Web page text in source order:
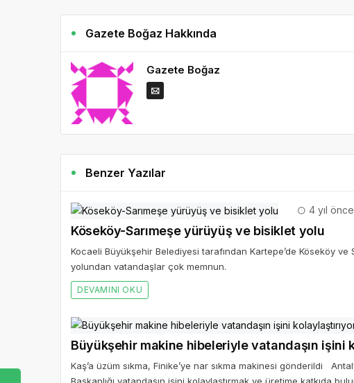
Gazete Boğaz Hakkında
Gazete Boğaz
Benzer Yazılar
4 yıl önce
Köseköy-Sarımeşe yürüyüş ve bisiklet yolu
Kocaeli Büyükşehir Belediyesi tarafından Kartepe’de Köseköy ve
yolundan vatandaşlar çok memnun.
DEVAMINI OKU
Büyükşehir makine hibeleriyle vatandaşın işini
Kaş’a üzüm sıkma, Finike’ye nar sıkma makinesi gönderildi